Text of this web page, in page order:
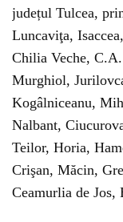
județul Tulcea,
Luncaviţa,
Chilia Veche,
Murghiol,
Kogâlniceanu,
Nalbant,
Teilor, Horia,
Crişan, Măcin,
Ceamurlia de Jos,